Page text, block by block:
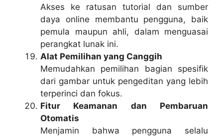
Akses ke ratusan tutorial dan sumber
daya online membantu pengguna, baik
pemula maupun ahli, dalam menguasai
perangkat lunak ini.
Alat Pemilihan yang Canggih
Memudahkan pemilihan bagian spesifik
dari gambar untuk pengeditan yang lebih
terperinci dan fokus.
Fitur Keamanan dan Pembaruan
Otomatis
Menjamin bahwa pengguna selalu